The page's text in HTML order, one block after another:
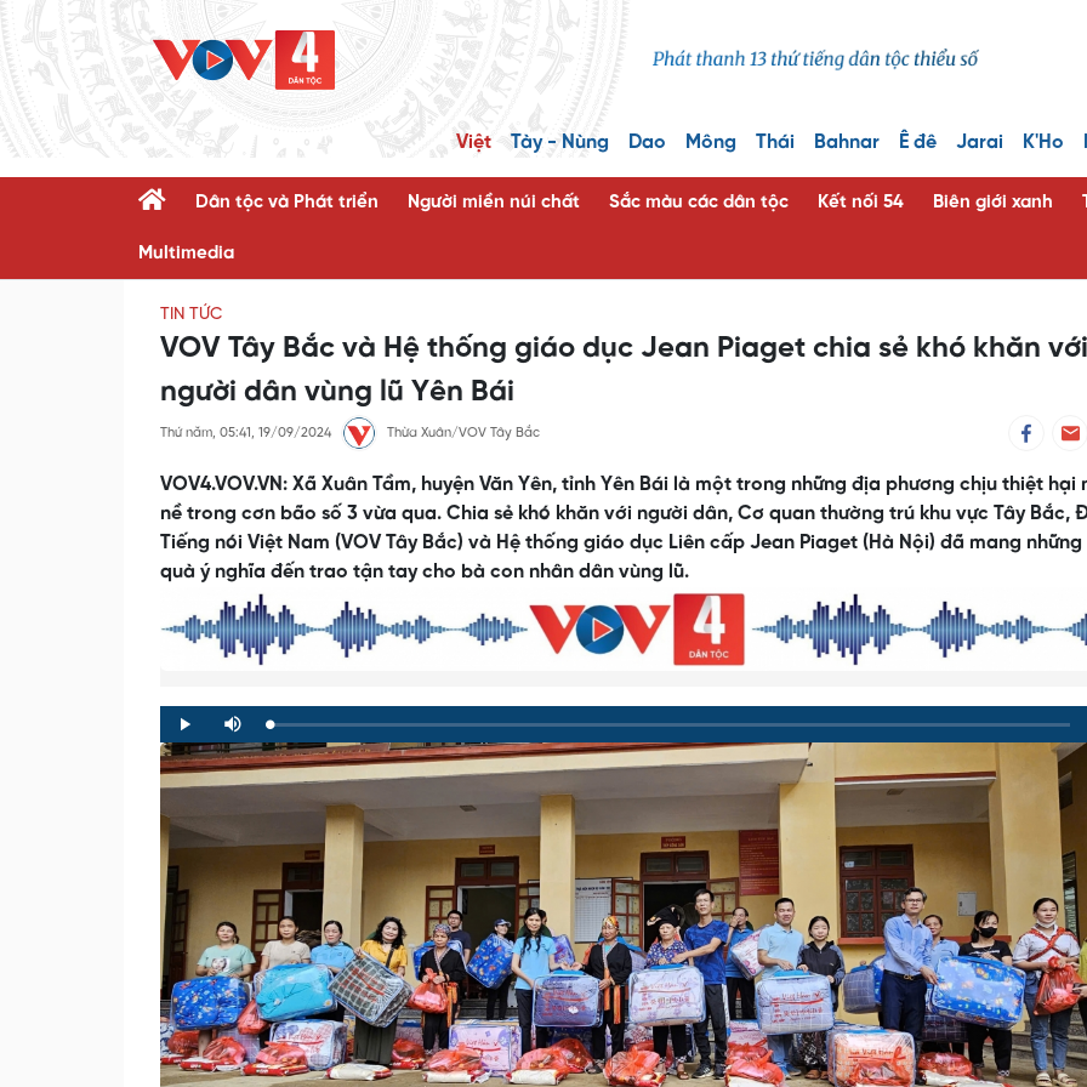
Việt Tày - Nùng Dao Mông Thái Bahnar Ê đê Jarai K'Ho
Dân tộc và Phát triển Người miền núi chất Sắc màu các dân tộc Kết nối 54 Biên giới xanh
Multimedia
TIN TỨC
VOV Tây Bắc và Hệ thống giáo dục Jean Piaget chia sẻ khó khăn với
người dân vùng lũ Yên Bái
Thứ năm, 05:41, 19/09/2024 Thừa Xuân/VOV Tây Bắc
VOV4.VOV.VN: Xã Xuân Tầm, huyện Văn Yên, tỉnh Yên Bái là một trong những địa phương chịu thiệt hại
nề trong cơn bão số 3 vừa qua. Chia sẻ khó khăn với người dân, Cơ quan thường trú khu vực Tây Bắc,
Tiếng nói Việt Nam (VOV Tây Bắc) và Hệ thống giáo dục Liên cấp Jean Piaget (Hà Nội) đã mang
quà ý nghĩa đến trao tận tay cho bà con nhân dân vùng lũ.
Play Mute Loaded:
0%
Progress:
0%